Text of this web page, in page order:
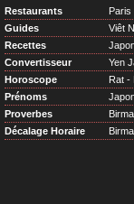
Restaurants Paris
Guides
Viêt
Recettes
Convertisseur
Yen
Horoscope
Rat -
Prénoms
Proverbes
Décalage Horaire